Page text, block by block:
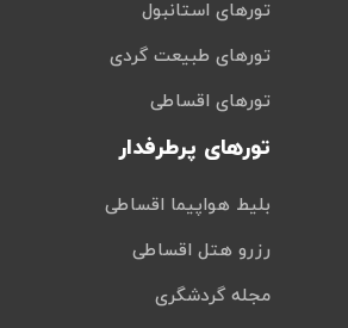
تورهای استانبول
تورهای طبیعت گردی
تورهای اقساطی
تورهای پرطرفدار
بلیط هواپیما اقساطی
رزرو هتل اقساطی
مجله گردشگری